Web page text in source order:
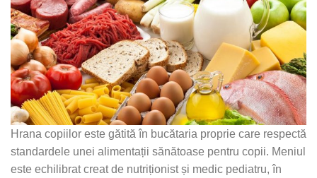
Hrana copiilor este gătită în bucătaria proprie care respectă
standardele unei alimentații sănătoase pentru copii. Meniul
este echilibrat creat de nutriționist și medic pediatru, în